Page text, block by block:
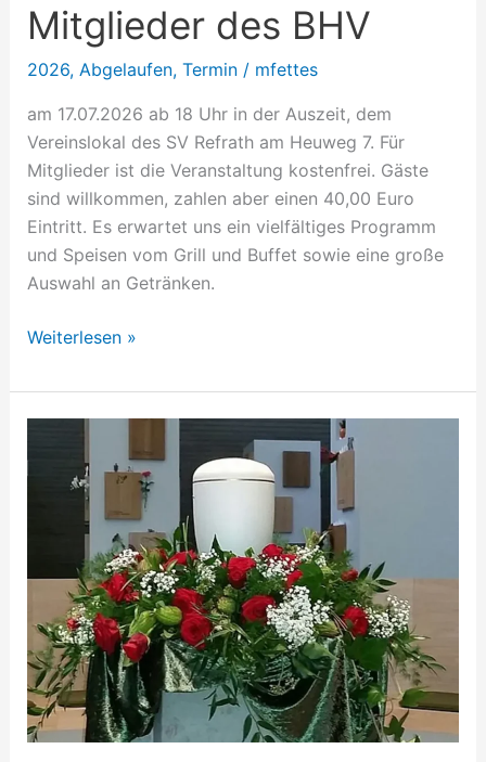
Mitglieder des BHV
2026, Abgelaufen, Termin/ mfettes
am 17.07.2026 ab 18 Uhr in der Auszeit, dem
Vereinslokal des SV Refrath am Heuweg 7. Für
Mitglieder ist die Veranstaltung kostenfrei. Gäste
sind willkommen, zahlen aber einen 40,00 Euro
Eintritt. Es erwartet uns ein vielfältiges Programm
und Speisen vom Grill und Buffet sowie eine große
Auswahl an Getränken.
Weiterlesen »
Forum